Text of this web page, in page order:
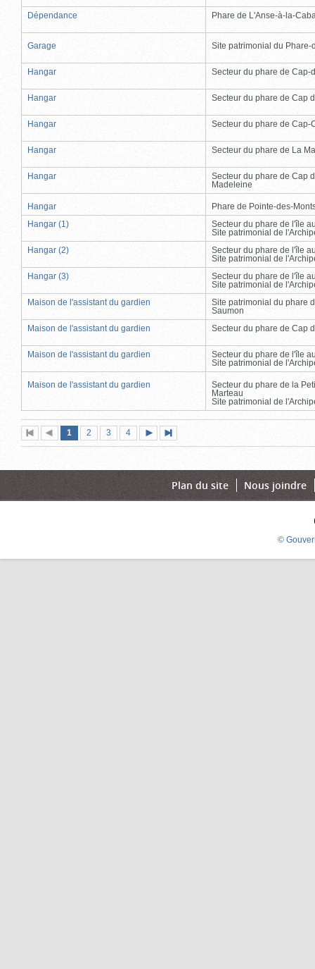
Dépendance Phare de L'Anse-à-la-
Garage Site patrimonial du Phare-
Hangar Secteur du phare de Cap-
Hangar Secteur du phare de Cap
Hangar Secteur du phare de Cap-
Hangar Secteur du phare de La
Hangar
Secteur du phare de Cap
Madeleine
Hangar
Phare de Pointe-des-
Hangar (1)
Secteur du phare de l'île
Site patrimonial de
Hangar (2)
Secteur du phare de l'île
Site patrimonial de
Hangar (3)
Secteur du phare de l'île
Site patrimonial de
Maison de l'assistant du gardien
Site patrimonial du phare
Saumon
Maison de l'assistant du gardien
Secteur du phare de Cap
Maison de l'assistant du gardien
Secteur du phare de l'île
Site patrimonial de
Maison de l'assistant du gardien
Secteur du phare de la
Marteau
Site patrimonial de
Première
page
Page
précédente
Page
1 (page
actuelle)
Page
2 Page
3 Page
4
suivante
page
Plan du site Nous joindre
©